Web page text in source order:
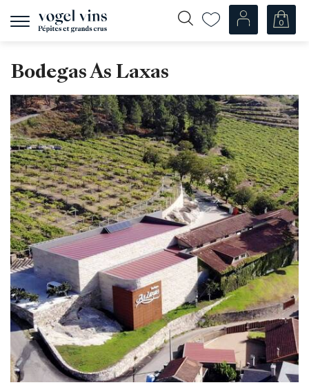
0
Afficher
Champagnes
Vins blancs
Vins rosés
Vins rouges
Mousseux
Spiritueux
Divers
Nos vins par pays
Suisse
France
Italie
Espagne
Afrique du Sud
Bodegas As Laxas